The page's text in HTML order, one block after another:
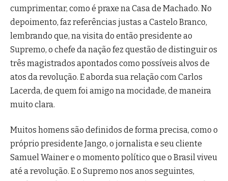
cumprimentar, como é praxe na Casa de Machado. No
depoimento, faz referências justas a Castelo Branco,
lembrando que, na visita do então presidente ao
Supremo, o chefe da nação fez questão de distinguir os
três magistrados apontados como possíveis alvos de
atos da revolução. E aborda sua relação com Carlos
Lacerda, de quem foi amigo na mocidade, de maneira
muito clara.
Muitos homens são definidos de forma precisa, como o
próprio presidente Jango, o jornalista e seu cliente
Samuel Wainer e o momento político que o Brasil viveu
até a revolução. E o Supremo nos anos seguintes,